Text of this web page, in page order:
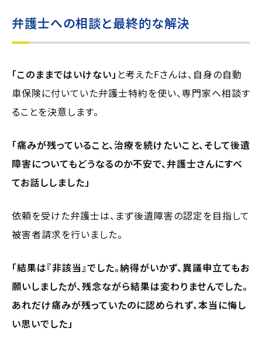
弁護士への相談と最終的な解決
「このままではいけない」 と考えたFさんは、自身の自動
車保険に付いていた弁護士特約を使い、専門家へ相談す
ることを決意します。
「痛みが残っていること、治療を続けたいこと、そして後遺
障害についてもどうなるのか不安で、弁護士さんにすべ
てお話ししました」
依頼を受けた弁護士は、まず後遺障害の認定を目指して
被害者請求を行いました。
「結果は『非該当』でした。納得がいかず、異議申立てもお
願いしましたが、残念ながら結果は変わりませんでした。
あれだけ痛みが残っていたのに認められず、本当に悔し
い思いでした」